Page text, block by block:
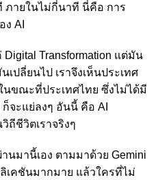
ภายในไม่กี่นาที นี่คือ การ
ง AI
Transformation แต่มัน
เปลี่ยนไป เราจึงเห็นประเทศ
นขณะที่ประเทศไทย ซึ่งไม่ได้มี
จะแย่ลงๆ อันนี้ คือ AI
ถีชีวิตเราจริงๆ
นมานี้เอง ตามมาด้วย Gemini
เคชันมากมาย แล้วใครที่ไม่